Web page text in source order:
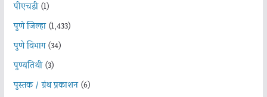
पीएचडी(1)
पुणे जिल्हा(1,433)
पुणे विभाग(34)
पुण्यतिथी(3)
पुस्तक / ग्रंथ प्रकाशन(6)